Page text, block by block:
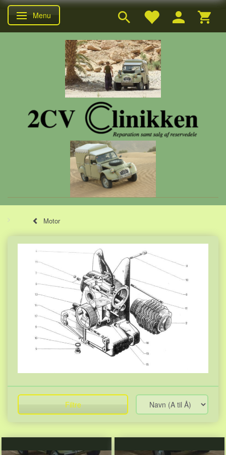
Skifte navigation
Menu
Motor
Filtre